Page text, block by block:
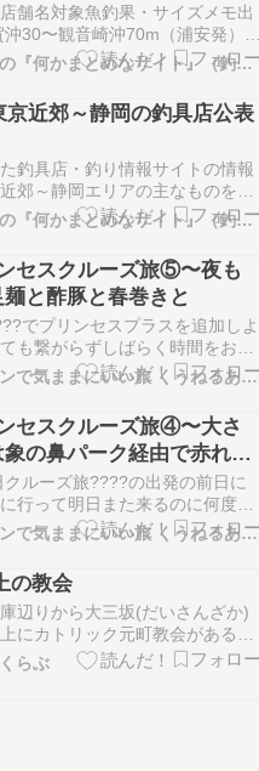
舗名対象魚釣果・サイズメモ出
30〜観音崎沖70m（浦安発）
川東店アジ23〜45cm 合計31匹
シアジ船。青イソメ＋赤タンの
で脂ノリ抜群の良型アジがまと
川東店 釣果詳細東京湾 鴨…
朝日昇の『何かまとめなサイト』（釣果速報・東京〜伊豆）
京近郊～静岡の釣具店公表
釣具店・釣り情報サイトの情報
郊～静岡エリアの主なものを抜
けや誤りなどがあれば、必ずリ
報をご確認ください。 エリア釣具
釣り物釣果・内容（要約）出典
場）釣具のキャスティング 八王
朝日昇の『何かまとめなサイト』（釣果速報・東京〜伊豆）
セスクルーズ旅⑤〜夜も
と酢豚と春巻きと
でプリンセスプラスを追加しよ
も繋がらずしばらく時間をおく
あまり空いていないけれど検
街へgogoランチの時とはちょっ
『0日目のプリンセス
さん橋のあとは象の…
クレソンで気ままにいい旅 くうねるあそぶ
セスクルーズ旅④〜大さ
の鼻パーク経由で赤れん
ルーズ旅????の出発の前日に
行って明日また来るのに何度も
れんが方面へ
『0日目のプリンセスクルーズ
場所の大さん橋に下見に行っ
でランチの後はじじちゃんなら
クレソンで気ままにいい旅 くうねるあそぶ
の教会
辺りから大三坂(だいさんざか)
にカトリック元町教会がある。
建物と石畳み道が続きエキゾチ
ている。坂名の「大三」坂は、
らぶ